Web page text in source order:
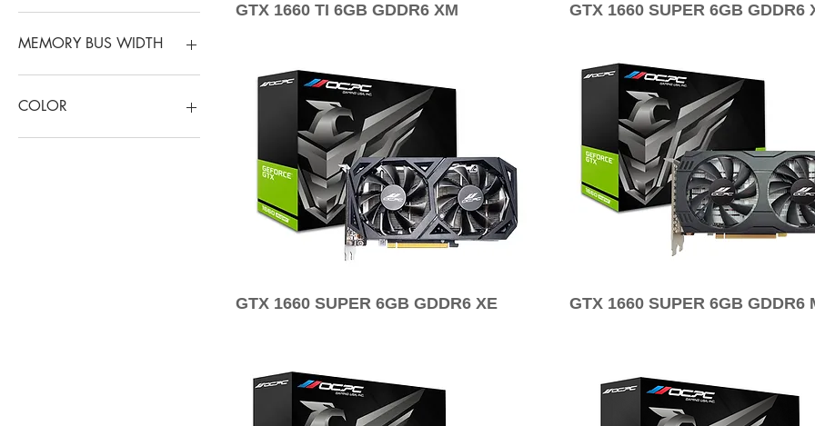
6GB GDDR6
4GB GDDR6MEMORY BUS WIDTH
192-Bit
COLOR
BLACK
GTX 1660 TI 6GB GDDR6 XM GTX 1660 SUPER 6GB GDDR6
GTX 1660 SUPER 6GB GDDR6 XE GTX 1660 SUPER 6GB GDDR6